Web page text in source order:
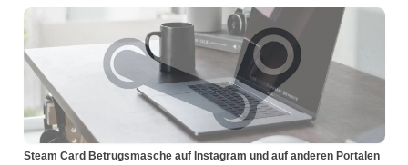
Steam Card Betrugsmasche auf Instagram und auf anderen Portalen